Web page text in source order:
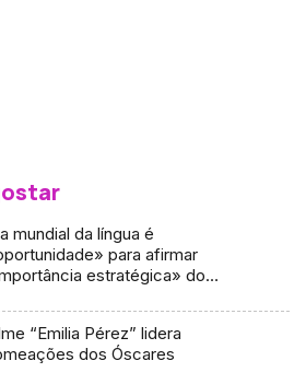
mundial da língua é
para afirmar
estratégica» do
“Emilia Pérez” lidera
dos Óscares